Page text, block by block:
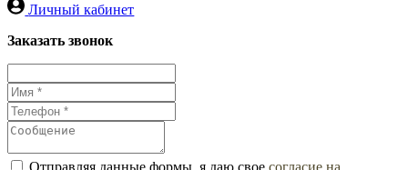
Личный кабинет
Заказать звонок
Отправляя данные формы, я даю свое согласие на